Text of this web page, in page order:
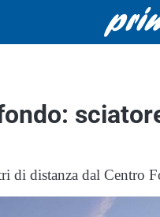
di distanza dal Centro